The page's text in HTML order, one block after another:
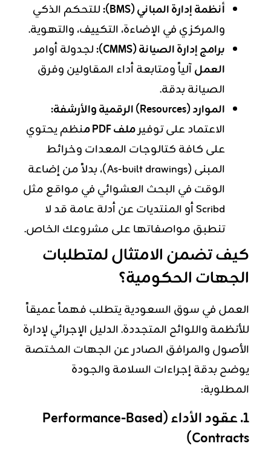
أنظمة إدارة المباني (BMS):
للتحكم الذكي
والمركزي في الإضاءة، التكييف، والتهوية.
برامج إدارة الصيانة (CMMS):
لجدولة أوامر
العملآلياً ومتابعة أداء المقاولين وفرق
الصيانة بدقة.
الموارد (Resources) الرقمية والأرشفة:
الاعتماد على توفيرملف PDF م
نظم يحتوي
على كافة كتالوجات المعدات وخرائط
المبنى (As-built drawings)، بدلاً من إضاعة
الوقت في البحث العشوائي في مواقع مثل
Scribd أو المنتديات عن أدلة عامة قد لا
تنطبق مواصفاتها على مشروعك الخاص.
كيف تضمن الامتثال لمتطلبات
الجهات الحكومية؟
العمل في سوق السعودية يتطلب فهماً عميقاً
للأنظمة واللوائح المتجددة. الدليل الإجرائي لإدارة
الأصول والمرافق الصادر عن الجهات المختصة
يوضح بدقة إجراءات السلامة والجودة
المطلوبة:
1. عقود الأداء (Performance-Based
Contracts)